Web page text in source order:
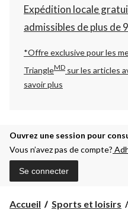
Expédition locale
admissibles de plus de
*Offre exclusive pour les
TriangleMD sur les articles
savoir plus
Ouvrez une session pour
Vous n’avez pas de compte?
Se connecter
Accueil Sports et loisirs